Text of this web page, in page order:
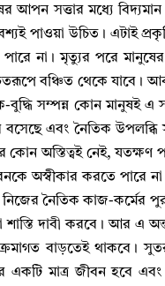
আপন সত্তার মধ্যে বিদ্যমান
পাওয়া উচিত। এটাই
না । মৃত্যুর পরে মানুষের
বঞ্চিত থেকে যাবে ।
বুদ্ধি সম্পন্ন কোন মানুষই এ
বসেছে এবং নৈতিক
অস্তিত্বই নেই,যতক্ষণ
অস্বীকার করতে পারে না
নৈতিক কাজ-কর্মের
দাবী করবে । আর এ
বাড়তেই থাকবে ।
একটি মাত্র জীবন হবে এবং